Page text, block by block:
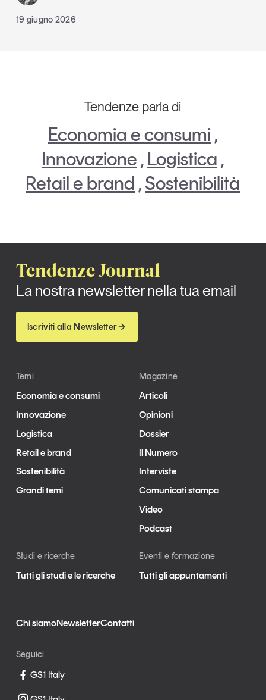
19 giugno 2026
Tendenze parla di
Economia e consumi ,
Innovazione , Logistica ,
Retail e brand ,Sostenibilità
Tendenze Journal
La nostra newsletter nella tua email
Iscriviti alla Newsletter
Temi
Economia e consumi
Innovazione
Logistica
Retail e brand
Sostenibilità
Grandi temi
Magazine
Articoli
Opinioni
Dossier
Il Numero
Interviste
Comunicati stampa
Video
Podcast
Studi e ricerche
Tutti gli studi e le ricerche
Eventi e formazione
Tutti gli appuntamenti
Chi siamoNewsletterContatti
Seguici
GS1 Italy